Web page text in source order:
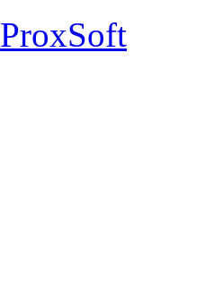
ProxSoft